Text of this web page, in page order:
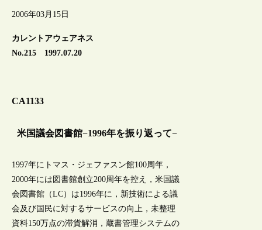
2006年03月15日
カレントアウェアネス
No.215 1997.07.20
CA1133
米国議会図書館−1996年を振り返って−
1997年にトマス・ジェファスン館100周年，
2000年には図書館創立200周年を控え，米国議
会図書館（LC）は1996年に，新技術による議
会及び国民に対するサービスの向上，未整理
資料150万点の滞貨解消，蔵書管理システムの